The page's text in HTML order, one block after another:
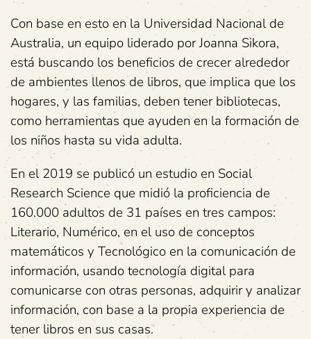
Con base en esto en la Universidad Nacional de
Australia, un equipo liderado por Joanna Sikora,
está buscando los beneficios de crecer alrededor
de ambientes llenos de libros, que implica que los
hogares, y las familias, deben tener bibliotecas,
como herramientas que ayuden en la formación de
los niños hasta su vida adulta.
En el 2019 se publicó un estudio en Social
Research Science que midió la proficiencia de
160.000 adultos de 31 países en tres campos:
Literario, Numérico, en el uso de conceptos
matemáticos y Tecnológico en la comunicación de
información, usando tecnología digital para
comunicarse con otras personas, adquirir y analizar
información, con base a la propia experiencia de
tener libros en sus casas.